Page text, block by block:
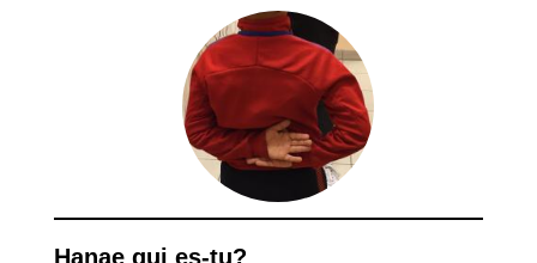
Hanae qui es-tu?